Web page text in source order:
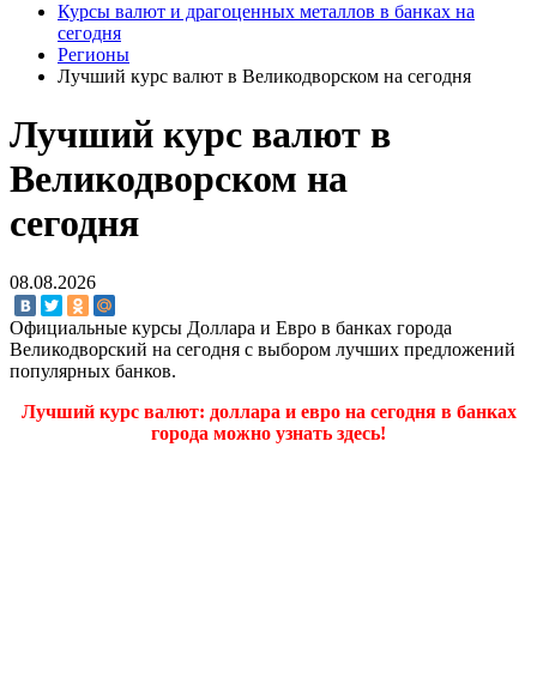
Курсы валют и драгоценных металлов в банках на
сегодня
Регионы
Лучший курс валют в Великодворском на сегодня
Лучший курс валют в
Великодворском на
сегодня
08.08.2026
Официальные курсы Доллара и Евро в банках города
Великодворский на сегодня с выбором лучших предложений
популярных банков.
Лучший курс валют: доллара и евро на сегодня в банках
города можно узнать здесь!